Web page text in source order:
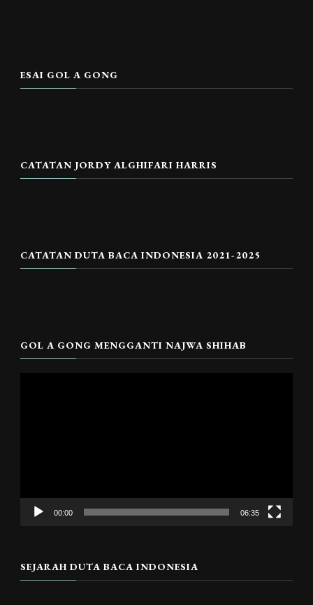
ESAI GOL A GONG
CATATAN JORDY ALGHIFARI HARRIS
CATATAN DUTA BACA INDONESIA 2021-2025
GOL A GONG MENGGANTI NAJWA SHIHAB
00:00 06:35
SEJARAH DUTA BACA INDONESIA